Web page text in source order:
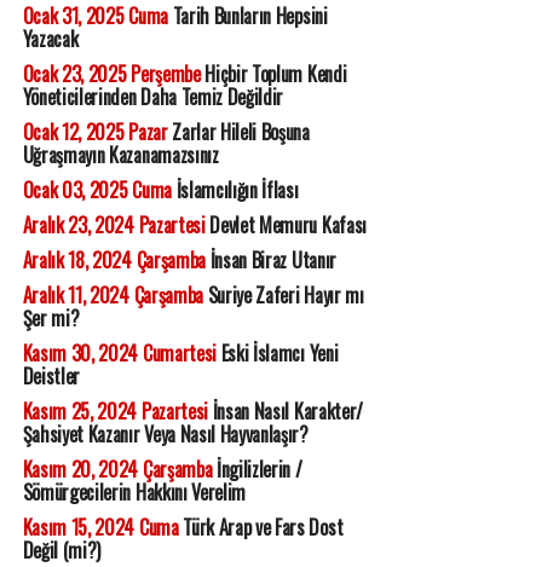
Ocak 31, 2025 CumaTarih Bunların Hepsini
Yazacak
Ocak 23, 2025 PerşembeHiçbir Toplum Kendi
Yöneticilerinden Daha Temiz Değildir
Ocak 12, 2025 PazarZarlar Hileli Boşuna
Uğraşmayın Kazanamazsınız
Ocak 03, 2025 Cumaİslamcılığın İflası
Aralık 23, 2024 PazartesiDevlet Memuru Kafası
Aralık 18, 2024 Çarşambaİnsan Biraz Utanır
Aralık 11, 2024 ÇarşambaSuriye Zaferi Hayır mı
Şer mi?
Kasım 30, 2024 CumartesiEski İslamcı Yeni
Deistler
Kasım 25, 2024 Pazartesiİnsan Nasıl Karakter/
Şahsiyet Kazanır Veya Nasıl Hayvanlaşır?
Kasım 20, 2024 Çarşambaİngilizlerin /
Sömürgecilerin Hakkını Verelim
Kasım 15, 2024 CumaTürk Arap ve Fars Dost
Değil (mi?)